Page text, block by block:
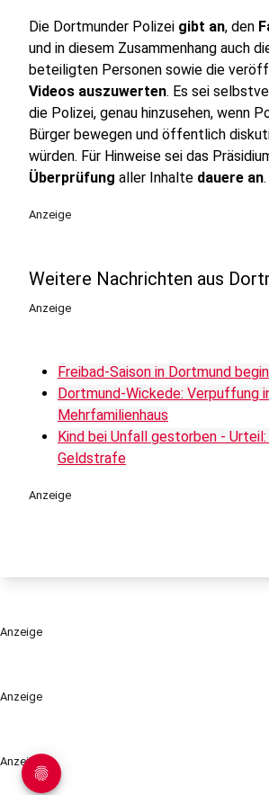
Anzeige
Anzeige
Die Dortmunder Polizei gibt an, den
und in diesem Zusammenhang auch
beteiligten Personen sowie die
Videos auszuwerten. Es sei
die Polizei, genau hinzusehen, wenn
Bürger bewegen und öffentlich
würden. Für Hinweise sei das
Überprüfung aller Inhalte dauere an.
Anzeige
Weitere Nachrichten aus
Anzeige
Freibad-Saison in Dortmund
Dortmund-Wickede: Verpuffung
Mehrfamilienhaus
Kind bei Unfall gestorben - Urteil:
Geldstrafe
Anzeige
Anzeige